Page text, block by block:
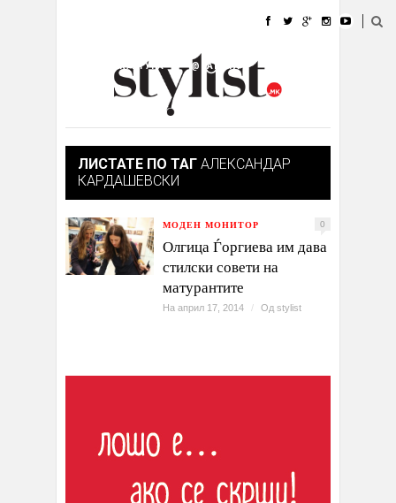
УБАВИНА
КУЛТУРА @РАБОТА
ИЗЛОГ
ЛИСТАТЕ ПО ТАГ АЛЕКСАНДАР
КАРДАШЕВСКИ
МОДЕН МОНИТОР 0
Олгица Ѓоргиева им дава
стилски совети на
матурантите
На април 17, 2014 / Од stylist